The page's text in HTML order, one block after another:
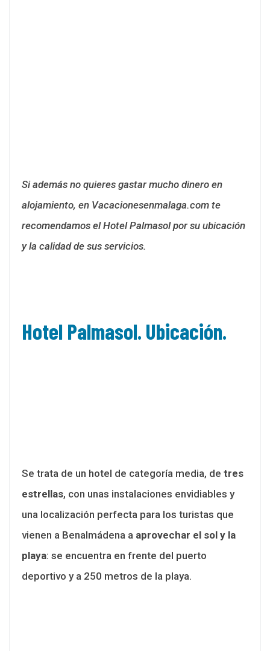
Si además no quieres gastar mucho dinero en
alojamiento, en Vacacionesenmalaga.com te
recomendamos el Hotel Palmasol por su ubicación
y la calidad de sus servicios.
Hotel Palmasol. Ubicación.
Se trata de un hotel de categoría media, de tres
estrellas, con unas instalaciones envidiables y
una localización perfecta para los turistas que
vienen a Benalmádena a aprovechar el sol y la
playa: se encuentra en frente del puerto
deportivo y a 250 metros de la playa.